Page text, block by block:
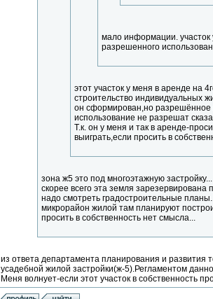
мало информации. участок
разрешенного
этот участок у меня в аренде на
строительство индивидуальных
он сформирован,но разрешённое
использование не разрешат
Т.к. он у меня и так в аренде-
выиграть,если просить в
зона ж5 это под многоэтажную
скорее всего эта земля
надо смотреть градостроительные
микрорайон жилой там планируют
просить в собственность нет смысла...
из ответа департамента планирования и развития
усадебной жилой застройки(ж-5).Регламентом
Меня волнует-если этот участок в собственность